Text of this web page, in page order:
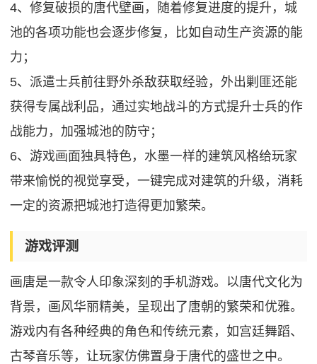
4、修复破损的唐代壁画，随着修复进度的提升，城
池的各项功能也会逐步修复，比如自动生产资源的能
力；
5、派遣士兵前往野外杀敌获取经验，外出剿匪还能
获得专属战利品，通过实地战斗的方式提升士兵的作
战能力，加强城池的防守；
6、游戏画面独具特色，水墨一样的建筑风格给玩家
带来愉悦的视觉享受，一键完成对建筑的升级，消耗
一定的资源把城池打造得更加繁荣。
游戏评测
画唐是一款令人印象深刻的手机游戏。以唐代文化为
背景，画风华丽精美，呈现出了唐朝的繁荣和优雅。
游戏内有各种经典的角色和传统元素，如宫廷舞蹈、
古琴音乐等，让玩家仿佛置身于唐代的盛世之中。